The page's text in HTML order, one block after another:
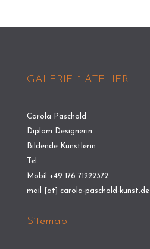
GALERIE * ATELIER
Carola Paschold
Diplom Designerin
Bildende Künstlerin
Tel.
Mobil +49 176 71222372
mail [at] carola-paschold-kunst.de
Sitemap